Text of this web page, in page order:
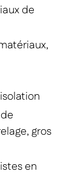
de
gros
en